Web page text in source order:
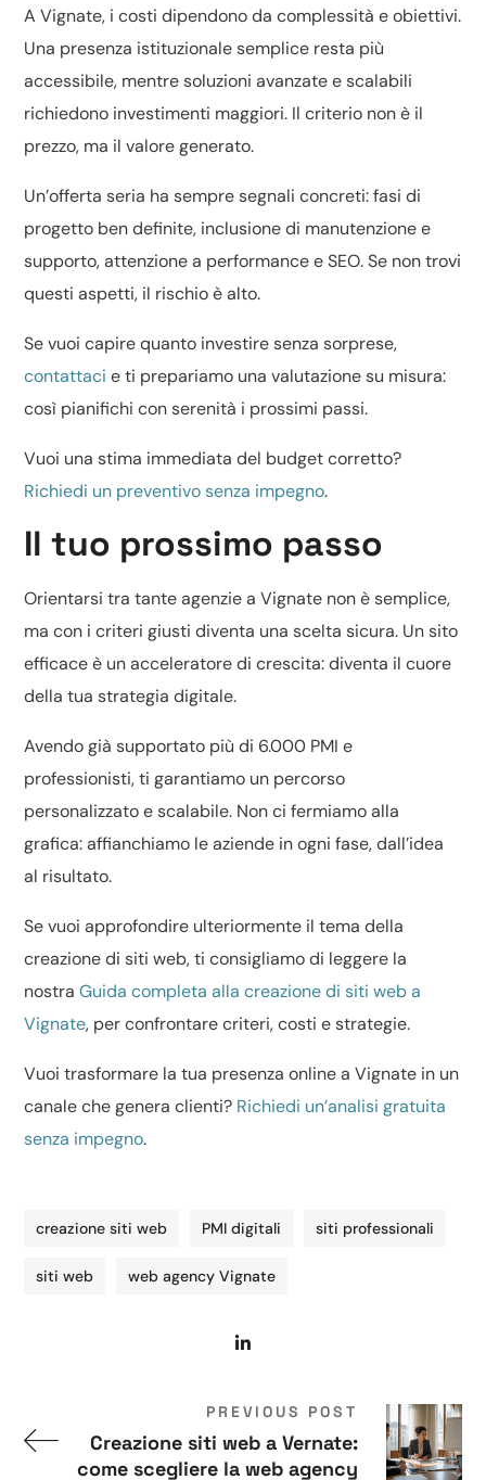
A Vignate, i costi dipendono da complessità e obiettivi.
Una presenza istituzionale semplice resta più
accessibile, mentre soluzioni avanzate e scalabili
richiedono investimenti maggiori. Il criterio non è il
prezzo, ma il valore generato.
Un’offerta seria ha sempre segnali concreti: fasi di
progetto ben definite, inclusione di manutenzione e
supporto, attenzione a performance e SEO. Se non trovi
questi aspetti, il rischio è alto.
Se vuoi capire quanto investire senza sorprese,
contattaci e ti prepariamo una valutazione su misura:
così pianifichi con serenità i prossimi passi.
Vuoi una stima immediata del budget corretto?
Richiedi un preventivo senza impegno.
Il tuo prossimo passo
Orientarsi tra tante agenzie a Vignate non è semplice,
ma con i criteri giusti diventa una scelta sicura. Un sito
efficace è un acceleratore di crescita: diventa il cuore
della tua strategia digitale.
Avendo già supportato più di 6.000 PMI e
professionisti, ti garantiamo un percorso
personalizzato e scalabile. Non ci fermiamo alla
grafica: affianchiamo le aziende in ogni fase, dall’idea
al risultato.
Se vuoi approfondire ulteriormente il tema della
creazione di siti web, ti consigliamo di leggere la
nostraGuida completa alla creazione di siti web a
Vignate, per confrontare criteri, costi e strategie.
Vuoi trasformare la tua presenza online a Vignate in un
canale che genera clienti? Richiedi un’analisi gratuita
senza impegno.
creazione siti web PMI digitali siti professionali
siti web web agency Vignate
PREVIOUS POST
Creazione siti web a Vernate:
come scegliere la web agency